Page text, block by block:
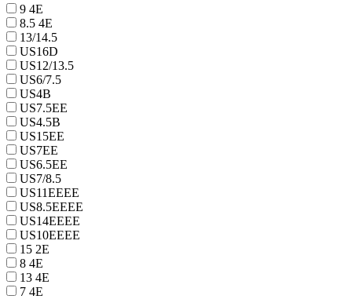
9 4E
8.5 4E
13/14.5
US16D
US12/13.5
US6/7.5
US4B
US7.5EE
US4.5B
US15EE
US7EE
US6.5EE
US7/8.5
US11EEEE
US8.5EEEE
US14EEEE
US10EEEE
15 2E
8 4E
13 4E
7 4E